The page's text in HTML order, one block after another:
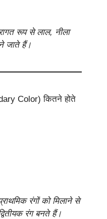
रूप से लाल, नीला
जाते हैं।
Color) कितने होते
रंगों को मिलाने से
रंग बनते हैं।